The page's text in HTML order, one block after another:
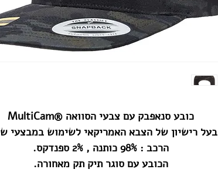
כובע סנאפבק עם צבעי הסוואה ®MultiCam
בעל רישיון של הצבא האמריקאי לשימוש במבצעי
הרכב : 98% כותנה , 2% ספנדקס.
הכובע עם סוגר תיק תק מאחורה.